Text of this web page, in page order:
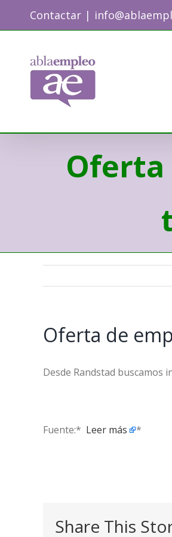
Contactar |
Oferta de
Desde Randstad
Fuente:* ​ Leer más *
Share This